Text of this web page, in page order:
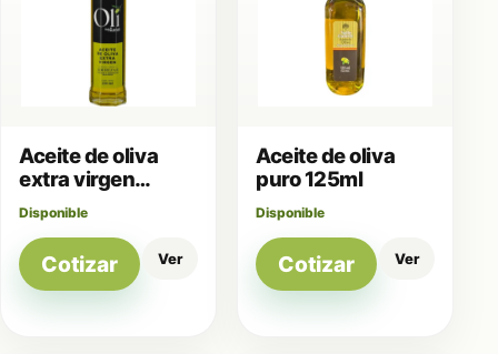
Aceite de oliva
extra virgen
250ml
Disponible
Cotizar Ver
Aceite de oliva
puro 125ml
Disponible
Cotizar Ver